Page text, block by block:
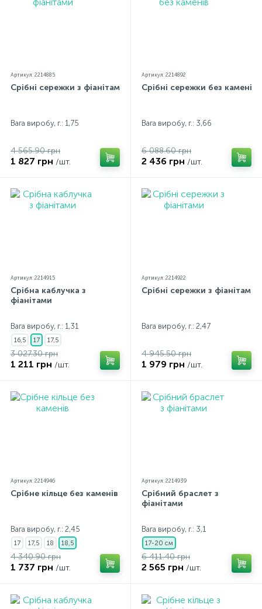
Артикул: 2214885
Срібні сережки з фіанітами
Вага виробу, г.: 1,75
4 565.90 грн
1 827 грн /шт.
Артикул: 2214892
Срібні сережки без каменів
Вага виробу, г.: 3,66
6 088.60 грн
2 436 грн /шт.
Артикул: 2214915
Срібна каблучка з
фіанітами
Вага виробу, г.: 1,31
16,5 17 17,5
3 027.30 грн
1 211 грн /шт.
Артикул: 2214922
Срібні сережки з фіанітами
Вага виробу, г.: 2,47
4 945.50 грн
1 979 грн /шт.
Артикул: 2214946
Срібне кільце без каменів
Вага виробу, г.: 2,45
17 17,5 18 18,5
4 340.90 грн
1 737 грн /шт.
Артикул: 2214939
Срібний браслет з
фіанітами
Вага виробу, г.: 3,1
17-20 см
6 411.40 грн
2 565 грн /шт.